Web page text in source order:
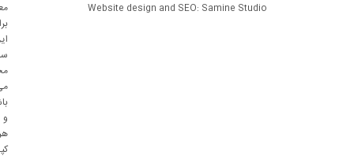
Website design and SEO: Samine Studio
و